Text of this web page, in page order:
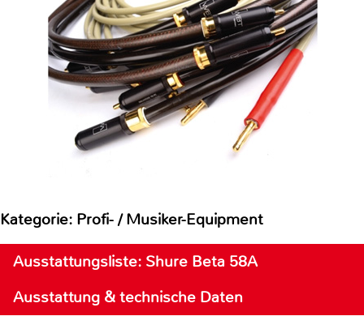
Kategorie: Profi- / Musiker-Equipment
Ausstattungsliste: Shure Beta 58A
Ausstattung & technische Daten